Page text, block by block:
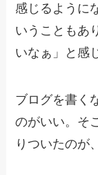
感じるように
いうこともあ
いなぁ」と感
ブログを書く
のがいい。そ
りついたのが